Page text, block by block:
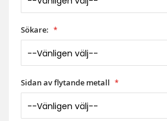
Sökare:
Sidan av flytande metall